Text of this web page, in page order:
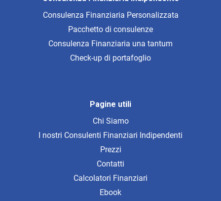
Pagine utili
Chi Siamo
I nostri Consulenti Finanziari Indipendenti
Prezzi
Contatti
Calcolatori Finanziari
Ebook
Consulenza Finanziaria Personalizzata
Pacchetto di consulenze
Consulenza Finanziaria una tantum
Check-up di portafoglio